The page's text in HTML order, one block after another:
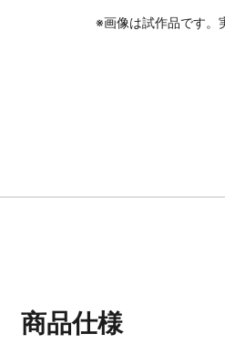
※画像は試作品です。
商品仕様